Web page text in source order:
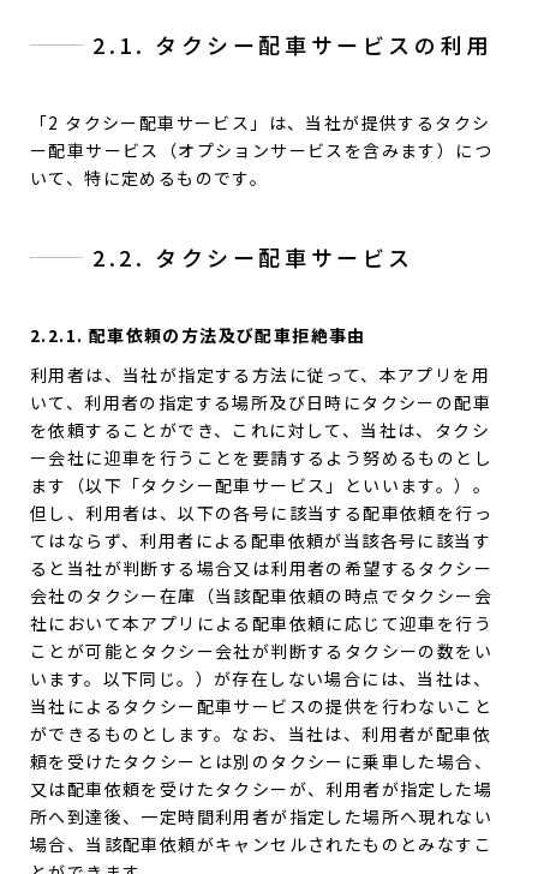
2.1. タクシー配車サービスの利用
「2 タクシー配車サービス」は、当社が提供するタクシ
ー配車サービス（オプションサービスを含みます）につ
いて、特に定めるものです。
2.2. タクシー配車サービス
2.2.1. 配車依頼の方法及び配車拒絶事由
利用者は、当社が指定する方法に従って、本アプリを用
いて、利用者の指定する場所及び日時にタクシーの配車
を依頼することができ、これに対して、当社は、タクシ
ー会社に迎車を行うことを要請するよう努めるものとし
ます（以下「タクシー配車サービス」といいます。）。
但し、利用者は、以下の各号に該当する配車依頼を行っ
てはならず、利用者による配車依頼が当該各号に該当す
ると当社が判断する場合又は利用者の希望するタクシー
会社のタクシー在庫（当該配車依頼の時点でタクシー会
社において本アプリによる配車依頼に応じて迎車を行う
ことが可能とタクシー会社が判断するタクシーの数をい
います。以下同じ。）が存在しない場合には、当社は、
当社によるタクシー配車サービスの提供を行わないこと
ができるものとします。なお、当社は、利用者が配車依
頼を受けたタクシーとは別のタクシーに乗車した場合、
又は配車依頼を受けたタクシーが、利用者が指定した場
所へ到達後、一定時間利用者が指定した場所へ現れない
場合、当該配車依頼がキャンセルされたものとみなすこ